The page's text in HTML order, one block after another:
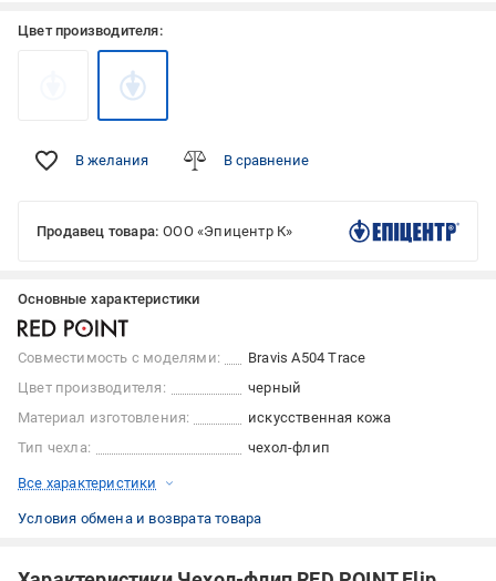
Цвет производителя:
В желания В сравнение
Продавец товара: ООО «Эпицентр К»
Основные характеристики
Совместимость с моделями:
Bravis A504 Trace
Цвет производителя:
черный
Материал изготовления:
искусственная кожа
Тип чехла:
чехол-флип
Все характеристики
Условия обмена и возврата товара